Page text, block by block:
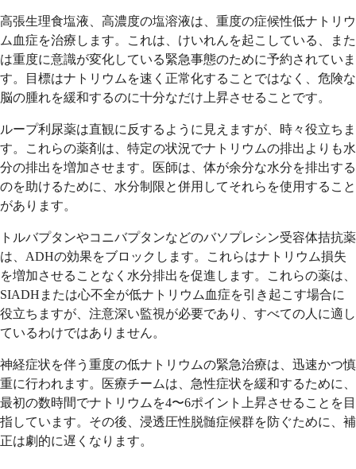
高張生理食塩液、高濃度の塩溶液は、重度の症候性低ナトリウ
ム血症を治療します。これは、けいれんを起こしている、また
は重度に意識が変化している緊急事態のために予約されていま
す。目標はナトリウムを速く正常化することではなく、危険な
脳の腫れを緩和するのに十分なだけ上昇させることです。
ループ利尿薬は直観に反するように見えますが、時々役立ちま
す。これらの薬剤は、特定の状況でナトリウムの排出よりも水
分の排出を増加させます。医師は、体が余分な水分を排出する
のを助けるために、水分制限と併用してそれらを使用すること
があります。
ト​​ルバプタンやコニバプタンなどのバソプレシン受容体拮抗薬
は、ADHの効果をブロックします。これらはナトリウム損失
を増加させることなく水分排出を促進します。これらの薬は、
SIADHまたは心不全が低ナトリウム血症を引き起こす場合に
役立ちますが、注意深い監視が必要であり、すべての人に適し
ているわけではありません。
神経症状を伴う重度の低ナトリウムの緊急治療は、迅速かつ慎
重に行われます。医療チームは、急性症状を緩和するために、
最初の数時間でナトリウムを4〜6ポイント上昇させることを目
指しています。その後、浸透圧性脱髄症候群を防ぐために、補
正は劇的に遅くなります。